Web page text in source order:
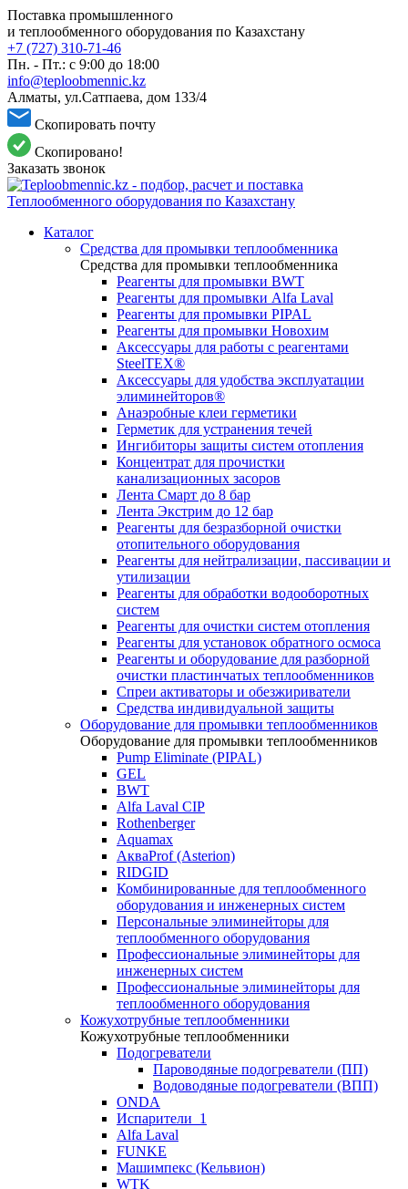
Поставка промышленного
и теплообменного оборудования по Казахстану
+7 (727) 310-71-46
Пн. - Пт.: с 9:00 до 18:00
info@teploobmennic.kz
Алматы, ул.Сатпаева, дом 133/4
Скопировать почту
Скопировано!
Заказать звонок
Каталог
Средства для промывки теплообменника
Средства для промывки теплообменника
Реагенты для промывки BWT
Реагенты для промывки Alfa Laval
Реагенты для промывки PIPAL
Реагенты для промывки Новохим
Аксессуары для работы с реагентами
SteelTEX®
Аксессуары для удобства эксплуатации
элиминейторов®
Анаэробные клеи герметики
Герметик для устранения течей
Ингибиторы защиты систем отопления
Концентрат для прочистки
канализационных засоров
Лента Смарт до 8 бар
Лента Экстрим до 12 бар
Реагенты для безразборной очистки
отопительного оборудования
Реагенты для нейтрализации, пассивации и
утилизации
Реагенты для обработки водооборотных
систем
Реагенты для очистки систем отопления
Реагенты для установок обратного осмоса
Реагенты и оборудование для разборной
очистки пластинчатых теплообменников
Спреи активаторы и обезжириватели
Средства индивидуальной защиты
Оборудование для промывки теплообменников
Оборудование для промывки теплообменников
Pump Eliminate (PIPAL)
GEL
BWT
Alfa Laval CIP
Rothenberger
Aquamax
АкваProf (Asterion)
RIDGID
Комбинированные для теплообменного
оборудования и инженерных систем
Персональные элиминейторы для
теплообменного оборудования
Профессиональные элиминейторы для
инженерных систем
Профессиональные элиминейторы для
теплообменного оборудования
Кожухотрубные теплообменники
Кожухотрубные теплообменники
Подогреватели
Пароводяные подогреватели (ПП)
Водоводяные подогреватели (ВПП)
ONDA
Испарители_1
Alfa Laval
FUNKE
Машимпекс (Кельвион)
WTK